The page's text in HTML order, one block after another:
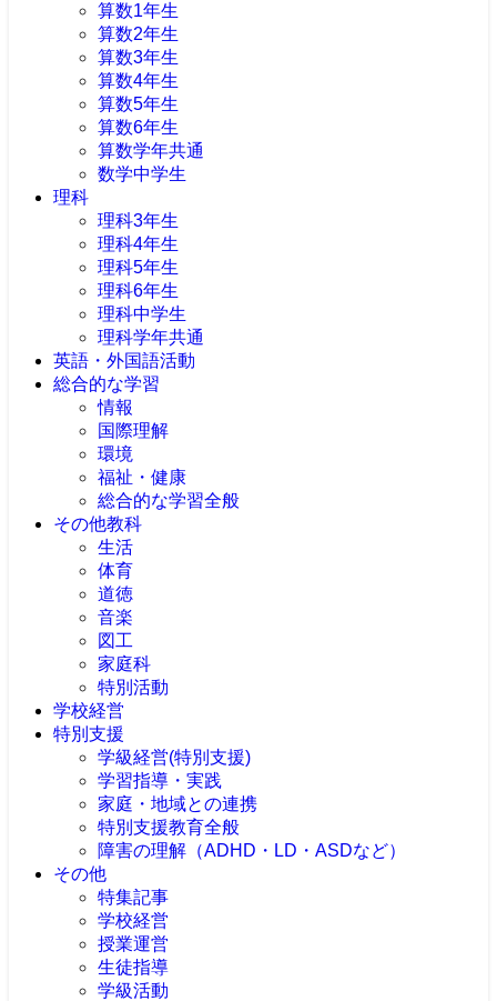
算数1年生
算数2年生
算数3年生
算数4年生
算数5年生
算数6年生
算数学年共通
数学中学生
理科
理科3年生
理科4年生
理科5年生
理科6年生
理科中学生
理科学年共通
英語・外国語活動
総合的な学習
情報
国際理解
環境
福祉・健康
総合的な学習全般
その他教科
生活
体育
道徳
音楽
図工
家庭科
特別活動
学校経営
特別支援
学級経営(特別支援)
学習指導・実践
家庭・地域との連携
特別支援教育全般
障害の理解（ADHD・LD・ASDなど）
その他
特集記事
学校経営
授業運営
生徒指導
学級活動